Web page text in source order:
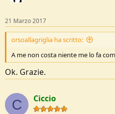
21 Marzo 2017
orsoallagriglia ha scritto:
A me non costa niente me lo fa
Ok. Grazie.
C Ciccio